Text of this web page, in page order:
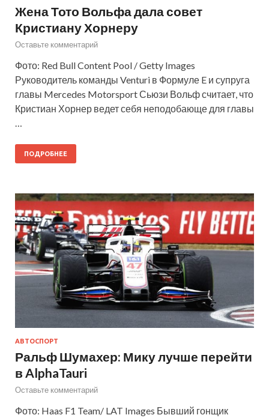
Жена Тото Вольфа дала совет
Кристиану Хорнеру
Оставьте комментарий
Фото: Red Bull Content Pool / Getty Images
Руководитель команды Venturi в Формуле E и супруга
главы Mercedes Motorsport Сьюзи Вольф считает, что
Кристиан Хорнер ведет себя неподобающе для главы
…
ПОДРОБНЕЕ
АВТОСПОРТ
Ральф Шумахер: Мику лучше перейти
в AlphaTauri
Оставьте комментарий
Фото: Haas F1 Team/ LAT Images Бывший гонщик